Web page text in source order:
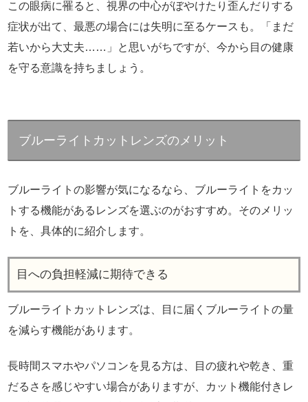
この眼病に罹ると、視界の中心がぼやけたり歪んだりする
症状が出て、最悪の場合には失明に至るケースも。「まだ
若いから大丈夫……」と思いがちですが、今から目の健康
を守る意識を持ちましょう。
ブルーライトカットレンズのメリット
ブルーライトの影響が気になるなら、ブルーライトをカッ
トする機能があるレンズを選ぶのがおすすめ。そのメリッ
トを、具体的に紹介します。
目への負担軽減に期待できる
ブルーライトカットレンズは、目に届くブルーライトの量
を減らす機能があります。
長時間スマホやパソコンを見る方は、目の疲れや乾き、重
だるさを感じやすい場合がありますが、カット機能付きレ